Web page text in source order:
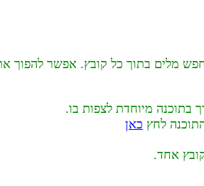
מלים בתוך כל קובץ. אפשר להפוך
כאן
אחד.